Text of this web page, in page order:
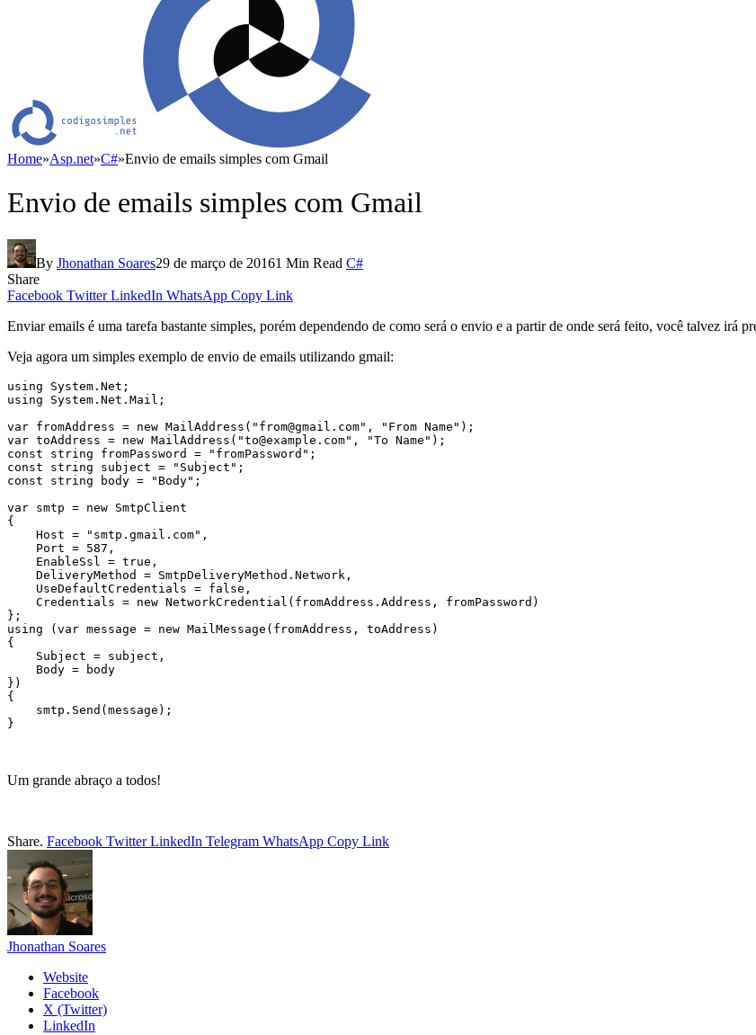
Home»Asp.net»C#»Envio de emails simples com Gmail
Envio de emails simples com Gmail
By Jhonathan Soares29 de março de 20161 Min Read C#
Share
Facebook Twitter LinkedIn WhatsApp Copy Link
Enviar emails é uma tarefa bastante simples, porém dependendo de como será o envio e a partir de onde será feito, você talvez irá
Veja agora um simples exemplo de envio de emails utilizando gmail:
using System.Net;
using System.Net.Mail;
var fromAddress = new MailAddress(" from@gmail.com", "From Name");
var toAddress = new MailAddress("to@example.com", "To Name");
const string fromPassword = "fromPassword";
const string subject = "Subject";
const string body = "Body";
var smtp = new SmtpClient
{
    Host = "smtp.gmail.com",
    Port = 587,
    EnableSsl = true,
    DeliveryMethod = SmtpDeliveryMethod.Network,
    UseDefaultCredentials = false,
    Credentials = new NetworkCredential(fromAddress.Address, fromPassword)
};
using (var message = new MailMessage(fromAddress, toAddress)
{
    Subject = subject,
    Body = body
})
{
    smtp.Send(message);
Um grande abraço a todos!
Share. Facebook Twitter LinkedIn Telegram WhatsApp Copy Link
Jhonathan Soares
Website
Facebook
X (Twitter)
LinkedIn